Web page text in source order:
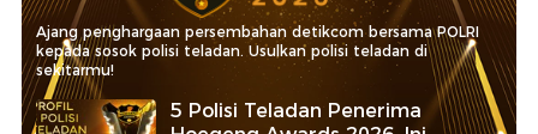
Ajang penghargaan persembahan detikcom bersama POLRI
kepada sosok polisi teladan. Usulkan polisi teladan di
sekitarmu!
5 Polisi Teladan Penerima